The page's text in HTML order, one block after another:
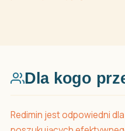
Dla kogo
Redimin jest odpowiedni